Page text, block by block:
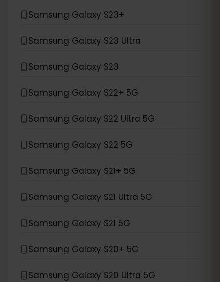
Samsung Galaxy S23+
Samsung Galaxy S23 Ultra
Samsung Galaxy S23
Samsung Galaxy S22+ 5G
Samsung Galaxy S22 Ultra 5G
Samsung Galaxy S22 5G
Samsung Galaxy S21+ 5G
Samsung Galaxy S21 Ultra 5G
Samsung Galaxy S21 5G
Samsung Galaxy S20+ 5G
Samsung Galaxy S20 Ultra 5G